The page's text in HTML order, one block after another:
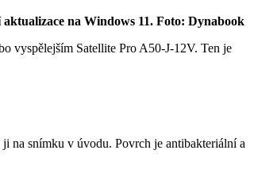
na Windows 11. Foto: Dynabook
vyspělejším Satellite Pro A50-J-12V. Ten je
na snímku v úvodu. Povrch je antibakteriální a